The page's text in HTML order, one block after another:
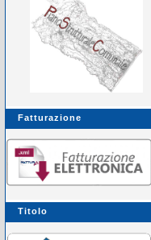
Fatturazione
Titolo